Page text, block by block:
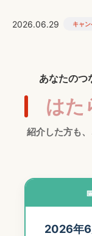
2026.06.29 キャ
あなたのつ
はた
紹介した方も
2026年